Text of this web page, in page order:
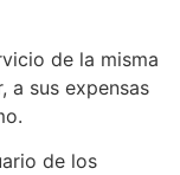
de la misma
a sus expensas
de los